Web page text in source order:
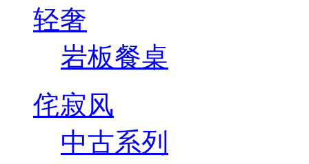
轻奢
岩板餐桌
侘寂风
中古系列